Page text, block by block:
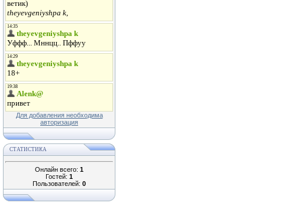
Для добавления необходима
авторизация
СТАТИСТИКА
Онлайн всего: 1
Гостей: 1
Пользователей: 0